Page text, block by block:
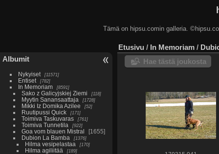
Tämä on hipsu.comin galleria.
Albumit
Nykyiset 11571
Entiset 782
In Memoriam 8591
Sako z Galicyjskiej Ziemi 118
Myytin Sanansaattaja 1728
Mikki Iz Domika Azilee 52
Ruutipussi Quick 171
Toimiva Taskuvaras 761
Toimiva Tunnetila 922
Goa vom blauen Mistral
1655
Dubion La Bamba
1376
Hilma vesipelastaa 170
Hilma agiliitää 189
Etusivu / In Memoriam /
Hae tästä joukosta